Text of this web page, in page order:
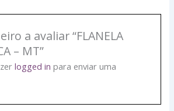
a avaliar “FLANELA
– MT”
logged in para enviar uma